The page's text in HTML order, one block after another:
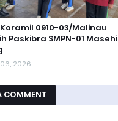
0910-03/Malinau
Paskibra SMPN-01 Masehi
2026
COMMENT